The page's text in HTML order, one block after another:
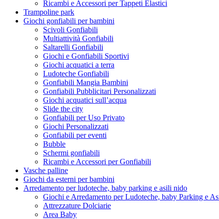
Ricambi e Accessori per Tappeti Elastici
Trampoline park
Giochi gonfiabili per bambini
Scivoli Gonfiabili
Multiattività Gonfiabili
Saltarelli Gonfiabili
Giochi e Gonfiabili Sportivi
Giochi acquatici a terra
Ludoteche Gonfiabili
Gonfiabili Mangia Bambini
Gonfiabili Pubblicitari Personalizzati
Giochi acquatici sull’acqua
Slide the city
Gonfiabili per Uso Privato
Giochi Personalizzati
Gonfiabili per eventi
Bubble
Schermi gonfiabili
Ricambi e Accessori per Gonfiabili
Vasche palline
Giochi da esterni per bambini
Arredamento per ludoteche, baby parking e asili nido
Giochi e Arredamento per Ludoteche, baby Parking e
Attrezzature Dolciarie
Area Baby